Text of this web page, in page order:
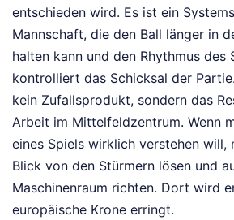
entschieden wird. Es ist ein
Mannschaft, die den Ball länger in
halten kann und den Rhythmus des
kontrolliert das Schicksal der
kein Zufallsprodukt, sondern das
Arbeit im Mittelfeldzentrum. Wenn
eines Spiels wirklich verstehen will,
Blick von den Stürmern lösen und
Maschinenraum richten. Dort wird
europäische Krone erringt.